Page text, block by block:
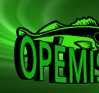
Aller
à
la
navigation
Aller
au
contenu